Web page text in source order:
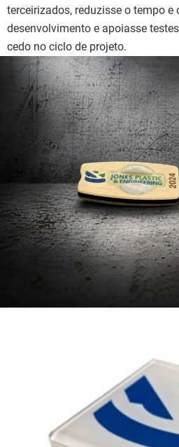
terceirizados, reduzisse o tempo e
desenvolvimento e apoiasse
cedo no ciclo de projeto.